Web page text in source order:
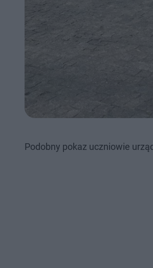
Podobny pokaz uczniowie